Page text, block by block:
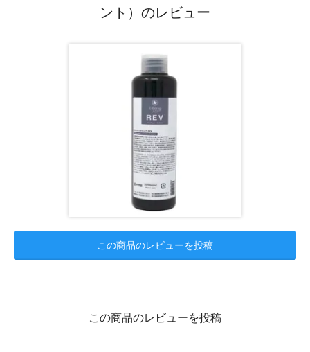
ント）のレビュー
この商品のレビューを投稿
この商品のレビューを投稿